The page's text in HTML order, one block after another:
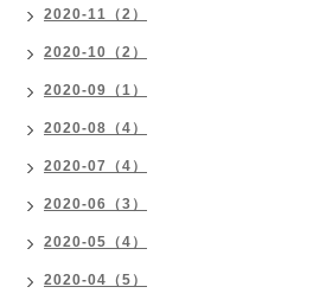
2020-11（2）
2020-10（2）
2020-09（1）
2020-08（4）
2020-07（4）
2020-06（3）
2020-05（4）
2020-04（5）